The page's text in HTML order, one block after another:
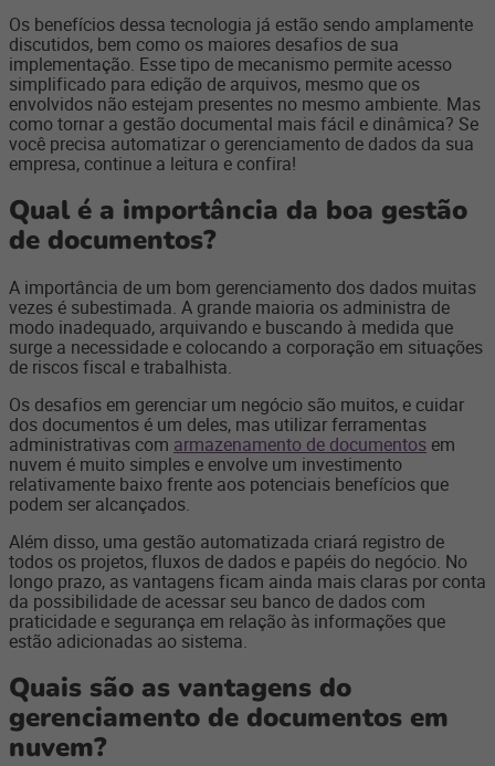
Os benefícios dessa tecnologia já estão sendo amplamente
discutidos, bem como os maiores desafios de sua
implementação. Esse tipo de mecanismo permite acesso
simplificado para edição de arquivos, mesmo que os
envolvidos não estejam presentes no mesmo ambiente. Mas
como tornar a gestão documental mais fácil e dinâmica? Se
você precisa automatizar o gerenciamento de dados da sua
empresa, continue a leitura e confira!
Qual é a importância da boa gestão
de documentos?
A importância de um bom gerenciamento dos dados muitas
vezes é subestimada. A grande maioria os administra de
modo inadequado, arquivando e buscando à medida que
surge a necessidade e colocando a corporação em situações
de riscos fiscal e trabalhista.
Os desafios em gerenciar um negócio são muitos, e cuidar
dos documentos é um deles, mas utilizar ferramentas
administrativas com armazenamento de documentos em
nuvem é muito simples e envolve um investimento
relativamente baixo frente aos potenciais benefícios que
podem ser alcançados.
Além disso, uma gestão automatizada criará registro de
todos os projetos, fluxos de dados e papéis do negócio. No
longo prazo, as vantagens ficam ainda mais claras por conta
da possibilidade de acessar seu banco de dados com
praticidade e segurança em relação às informações que
estão adicionadas ao sistema.
Quais são as vantagens do
gerenciamento de documentos em
nuvem?